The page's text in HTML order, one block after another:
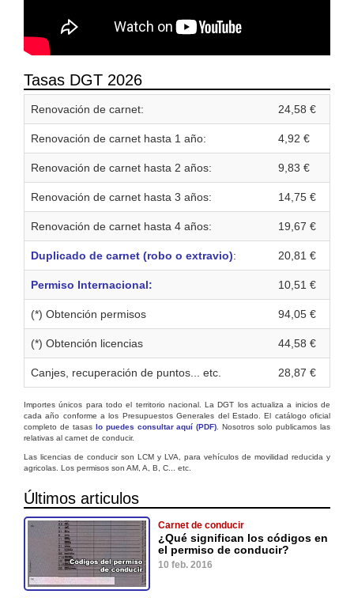
Tasas DGT 2026
Renovación de carnet: 24,58 €
Renovación de carnet hasta 1 año: 4,92 €
Renovación de carnet hasta 2 años: 9,83 €
Renovación de carnet hasta 3 años: 14,75 €
Renovación de carnet hasta 4 años: 19,67 €
Duplicado de carnet (robo o extravio): 20,81 €
Permiso Internacional: 10,51 €
(*) Obtención permisos 94,05 €
(*) Obtención licencias 44,58 €
Canjes, recuperación de puntos... etc. 28,87 €
Importes únicos para todo el territorio nacional. La DGT los actualiza a inicios de
cada año conforme a los Presupuestos Generales del Estado. El catálogo oficial
completo de tasas lo puedes consultar aquí (PDF) . Nosotros solo publicamos las
relativas al carnet de conducir.
Las licencias de conducir son LCM y LVA, para vehículos de movilidad reducida y
agricolas. Los permisos son AM, A, B, C... etc.
Últimos articulos
Carnet de conducir
¿Qué significan los códigos en
el permiso de conducir?
10 feb. 2016